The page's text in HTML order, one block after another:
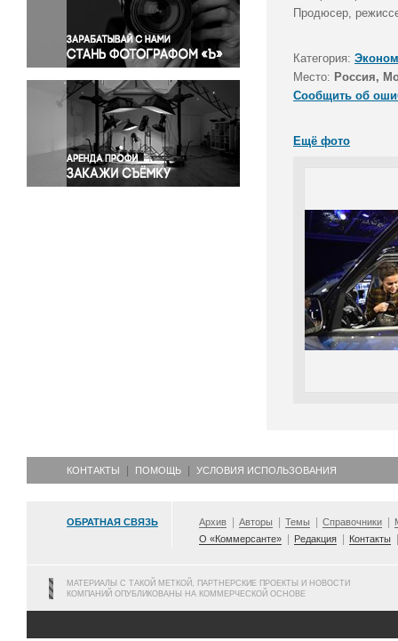
Правосудие
Происшествия и конфликты
Религия
Светская жизнь
Спорт
Экология
Экономика и бизнес
Продюсер,
Категория:
Место: Россия,
Сообщить об
Ещё фото
КОНТАКТЫ ПОМОЩЬ УСЛОВИЯ ИСПОЛЬЗОВАНИЯ
ОБРАТНАЯ СВЯЗЬ Архив Авторы Темы Справочники
О «Коммерсанте»
Редакция Контакты
МАТЕРИАЛЫ С ТАКОЙ МЕТКОЙ, ПАРТНЕРСКИЕ ПРОЕКТЫ И НОВОСТИ
КОМПАНИЙ ОПУБЛИКОВАНЫ НА КОММЕРЧЕСКОЙ ОСНОВЕ